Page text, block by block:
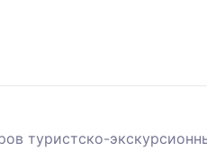
туристско-